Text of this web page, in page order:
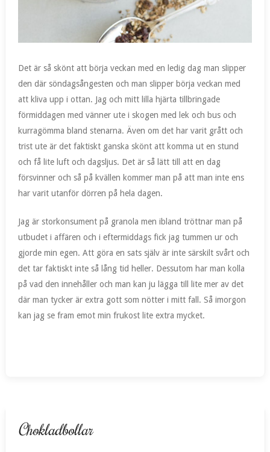
Det är så skönt att börja veckan med en ledig dag man slipper
den där söndagsångesten och man slipper börja veckan med
att kliva upp i ottan. Jag och mitt lilla hjärta tillbringade
förmiddagen med vänner ute i skogen med lek och bus och
kurragömma bland stenarna. Även om det har varit grått och
trist ute är det faktiskt ganska skönt att komma ut en stund
och få lite luft och dagsljus. Det är så lätt till att en dag
försvinner och så på kvällen kommer man på att man inte ens
har varit utanför dörren på hela dagen.
Jag är storkonsument på granola men ibland tröttnar man på
utbudet i affären och i eftermiddags fick jag tummen ur och
gjorde min egen. Att göra en sats själv är inte särskilt svårt och
det tar faktiskt inte så lång tid heller. Dessutom har man kolla
på vad den innehåller och man kan ju lägga till lite mer av det
där man tycker är extra gott som nötter i mitt fall. Så imorgon
kan jag se fram emot min frukost lite extra mycket.
Chokladbollar